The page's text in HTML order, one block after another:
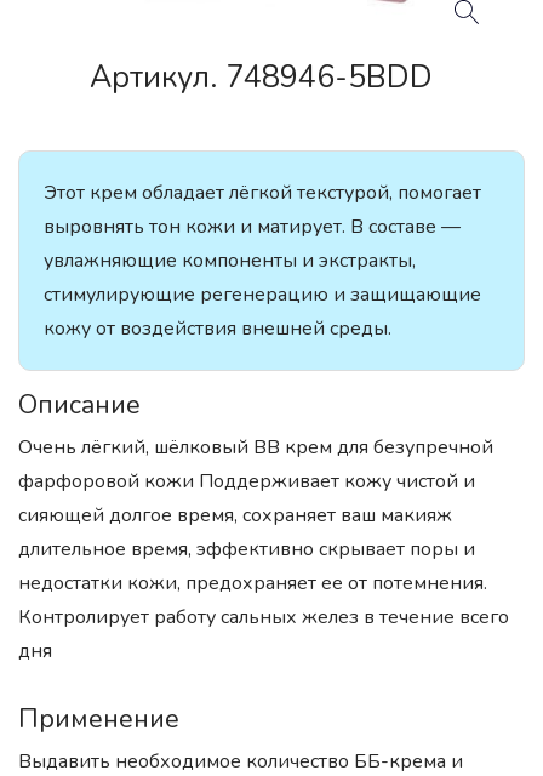
Артикул. 748946-5BDD
Этот крем обладает лёгкой текстурой, помогает
выровнять тон кожи и матирует. В составе —
увлажняющие компоненты и экстракты,
стимулирующие регенерацию и защищающие
кожу от воздействия внешней среды.
Описание
Очень лёгкий, шёлковый ВВ крем для безупречной
фарфоровой кожи Поддерживает кожу чистой и
сияющей долгое время, cохраняет ваш макияж
длительное время, эффективно скрывает поры и
недостатки кожи, предохраняет ее от потемнения.
Контролирует работу сальных желез в течение всего
дня
Применение
Выдавить необходимое количество ББ-крема и